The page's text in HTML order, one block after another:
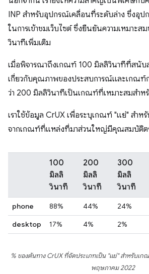
INP สำหรับอุปกรณ์เคลื่อนที่ระดับล่าง ซึ่งอุ
ในการเข้าชมเว็บไซต์ ซึ่งยืนยันความเหมาะ
วินาทีเพิ่มเติม
เมื่อพิจารณาถึงเกณฑ์ 100 มิลลิวินาทีที่สนับ
เกี่ยวกับคุณภาพของประสบการณ์และเกณฑ์ก
ว่า 200 มิลลิวินาทีเป็นเกณฑ์ที่เหมาะสมสํา
เราใช้ข้อมูล CrUX เพื่อระบุเกณฑ์ "แย่" สําห
จากเกณฑ์ที่แหล่งที่มาส่วนใหญ่มีคุณสมบัติต
100
มิลลิ
วินาที
200
มิลลิ
วินาที
300
มิลลิ
วินาที
phone 88% 44% 24%
desktop
17% 4% 2%
% ของต้นทาง CrUX ที่จัดประเภทเป็น "แย่" สำหรับเก
พฤษภาคม 2022